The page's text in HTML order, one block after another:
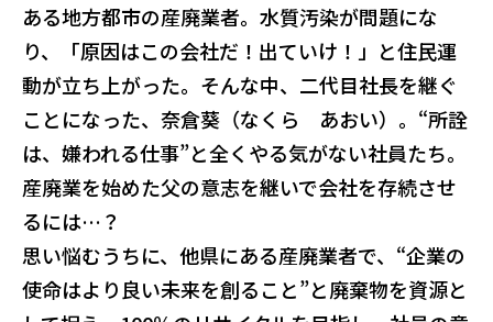
ある地方都市の産廃業者。水質汚染が問題にな
り、「原因はこの会社だ！出ていけ！」と住民運
動が立ち上がった。そんな中、二代目社長を継ぐ
ことになった、奈倉葵（なくら あおい）。“所詮
は、嫌われる仕事”と全くやる気がない社員たち。
産廃業を始めた父の意志を継いで会社を存続させ
るには…？
思い悩むうちに、他県にある産廃業者で、“企業の
使命はより良い未来を創ること”と廃棄物を資源と